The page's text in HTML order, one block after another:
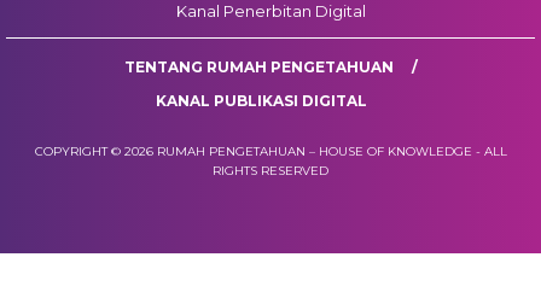
Kanal Penerbitan Digital
TENTANG RUMAH PENGETAHUAN
KANAL PUBLIKASI DIGITAL
COPYRIGHT © 2026 RUMAH PENGETAHUAN – HOUSE OF KNOWLEDGE - ALL
RIGHTS RESERVED